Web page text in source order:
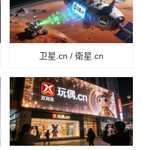
卫星.cn / 衛星.cn